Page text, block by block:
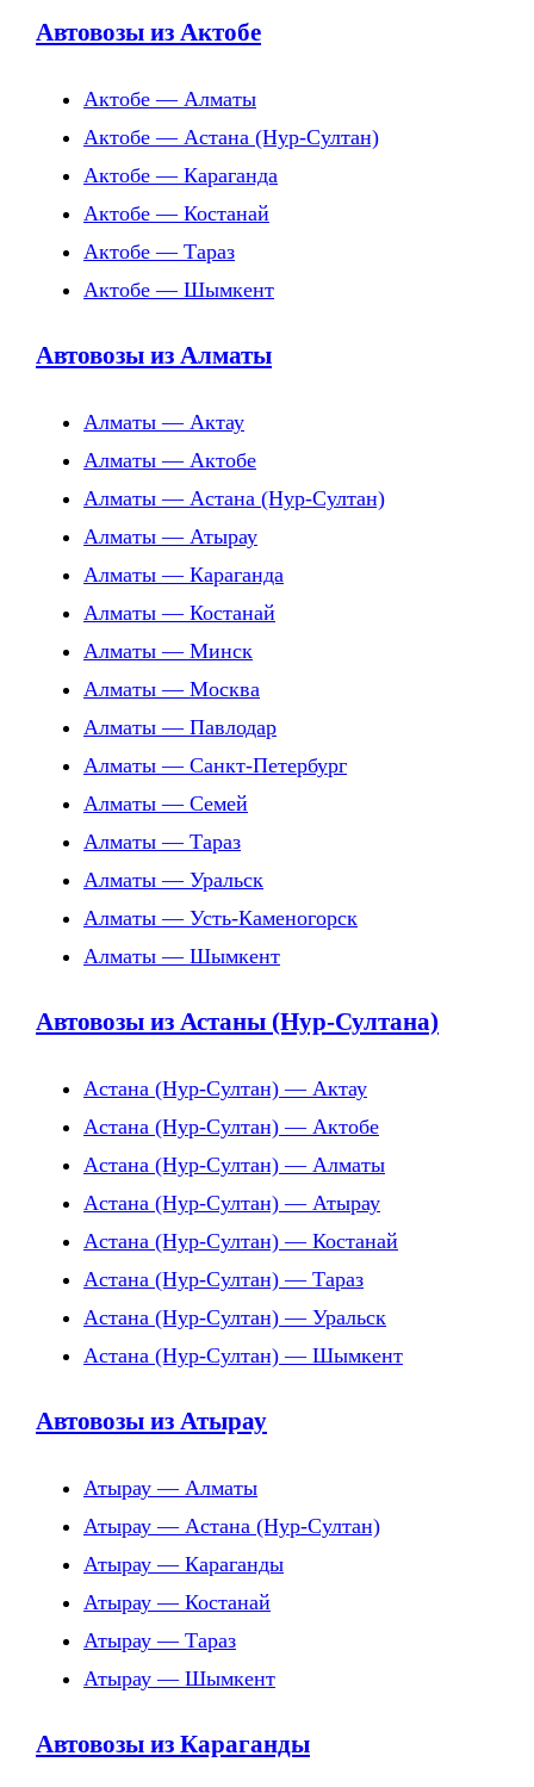
Автовозы из Актобе
Актобе — Алматы
Актобе — Астана (Нур-Султан)
Актобе — Караганда
Актобе — Костанай
Актобе — Тараз
Актобе — Шымкент
Автовозы из Алматы
Алматы — Актау
Алматы — Актобе
Алматы — Астана (Нур-Султан)
Алматы — Атырау
Алматы — Караганда
Алматы — Костанай
Алматы — Минск
Алматы — Москва
Алматы — Павлодар
Алматы — Санкт-Петербург
Алматы — Семей
Алматы — Тараз
Алматы — Уральск
Алматы — Усть-Каменогорск
Алматы — Шымкент
Автовозы из Астаны (Нур-Султана)
Астана (Нур-Султан) — Актау
Астана (Нур-Султан) — Актобе
Астана (Нур-Султан) — Алматы
Астана (Нур-Султан) — Атырау
Астана (Нур-Султан) — Костанай
Астана (Нур-Султан) — Тараз
Астана (Нур-Султан) — Уральск
Астана (Нур-Султан) — Шымкент
Автовозы из Атырау
Атырау — Алматы
Атырау — Астана (Нур-Султан)
Атырау — Караганды
Атырау — Костанай
Атырау — Тараз
Атырау — Шымкент
Автовозы из Караганды